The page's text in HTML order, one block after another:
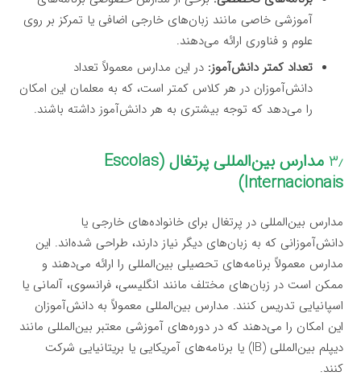
آموزشی خاصی مانند زبان‌های خارجی اضافی یا تمرکز بر روی
علوم و فناوری ارائه می‌دهند.
تعداد کمتر دانش‌آموز: در این مدارس معمولاً تعداد
دانش‌آموزان در هر کلاس کمتر است، که به معلمان این امکان
را می‌دهد که توجه بیشتری به هر دانش‌آموز داشته باشند.
۳٫
مدارس بین‌المللی پرتغال (Escolas
Internacionais)
مدارس بین‌المللی در پرتغال برای خانواده‌های خارجی یا
دانش‌آموزانی که به زبان‌های دیگر نیاز دارند، طراحی شده‌اند. این
مدارس معمولاً برنامه‌های تحصیلی بین‌المللی را ارائه می‌دهند و
ممکن است در زبان‌های مختلف مانند انگلیسی، فرانسوی، آلمانی یا
اسپانیایی تدریس کنند. مدارس بین‌المللی معمولاً به دانش‌آموزان
این امکان را می‌دهند که در دوره‌های آموزشی معتبر بین‌المللی مانند
دیپلم بین‌المللی (IB) یا برنامه‌های آمریکایی یا بریتانیایی شرکت
کنند.